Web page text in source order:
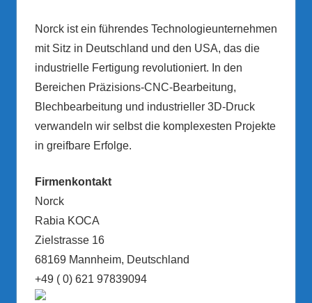
Norck ist ein führendes Technologieunternehmen
mit Sitz in Deutschland und den USA, das die
industrielle Fertigung revolutioniert. In den
Bereichen Präzisions-CNC-Bearbeitung,
Blechbearbeitung und industrieller 3D-Druck
verwandeln wir selbst die komplexesten Projekte
in greifbare Erfolge.
Firmenkontakt
Norck
Rabia KOCA
Zielstrasse 16
68169 Mannheim, Deutschland
+49 ( 0) 621 97839094